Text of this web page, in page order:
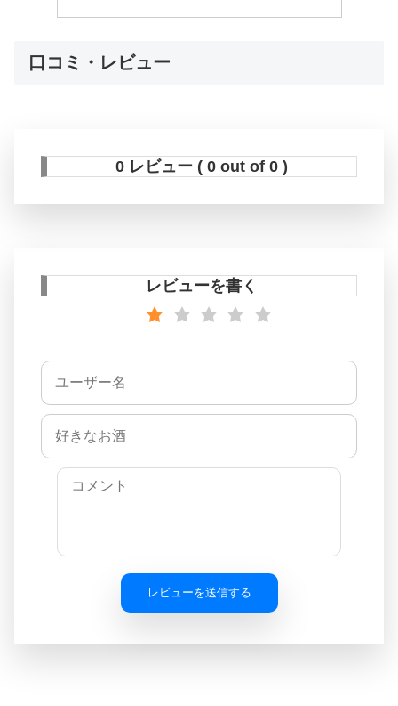
口コミ・レビュー
0 レビュー ( 0 out of 0 )
レビューを書く
レビューを送信する